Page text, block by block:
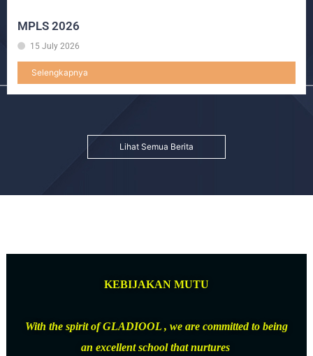
MPLS 2026
15 July 2026
Selengkapnya
Lihat Semua Berita
KEBIJAKAN MUTU
With the spirit of GLADIOOL , we are committed to being
an excellent school that nurtures